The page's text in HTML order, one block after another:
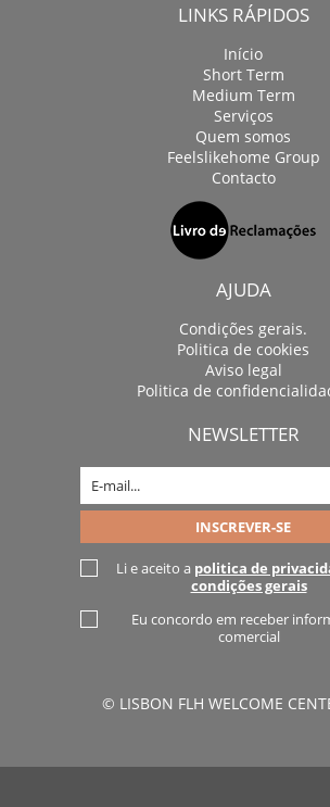
LINKS RÁPIDOS
Início
Short Term
Medium Term
Serviços
Quem somos
Feelslikehome Group
Contacto
AJUDA
Condições gerais.
Politica de cookies
Aviso legal
Politica de
NEWSLETTER
Li e aceito a politica de
condições gerais
Eu concordo em receber
comercial
© LISBON FLH WELCOME